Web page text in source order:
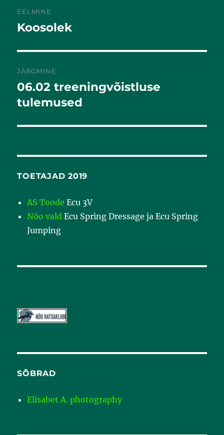
EELMINE
Eelmine
Koosolek
JÄRGMINE
Järgmine
postitus:
06.02 treeningvõistluse
tulemused
TOETAJAD 2019
AS Toode Ecu 3V
Nõo vald Ecu Spring Dressage ja Ecu Spring
Jumping
SÕBRAD
Elisabet A. photography